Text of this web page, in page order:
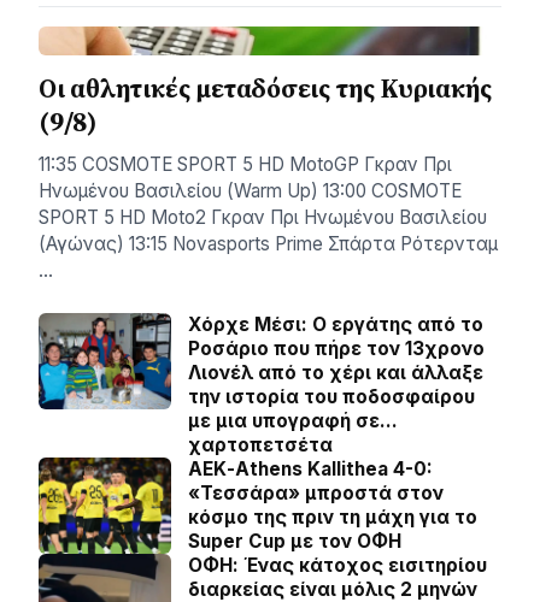
Οι αθλητικές μεταδόσεις της Κυριακής
(9/8)
11:35 COSMOTE SPORT 5 HD MotoGP Γκραν Πρι
Ηνωμένου Βασιλείου (Warm Up) 13:00 COSMOTE
SPORT 5 HD Moto2 Γκραν Πρι Ηνωμένου Βασιλείου
(Αγώνας) 13:15 Novasports Prime Σπάρτα Ρότερνταμ
…
Χόρχε Μέσι: Ο εργάτης από το
Ροσάριο που πήρε τον 13χρονο
Λιονέλ από το χέρι και άλλαξε
την ιστορία του ποδοσφαίρου
με μια υπογραφή σε…
χαρτοπετσέτα
ΑΕΚ-Athens Kallithea 4-0:
«Τεσσάρα» μπροστά στον
κόσμο της πριν τη μάχη για το
Super Cup με τον ΟΦΗ
ΟΦΗ: Ένας κάτοχος εισιτηρίου
διαρκείας είναι μόλις 2 μηνών